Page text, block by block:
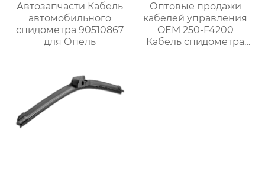
Автозапчасти Кабель
автомобильного
спидометра 90510867
для Опель
Оптовые продажи
кабелей управления
OEM 250-F4200
Кабель спидометра